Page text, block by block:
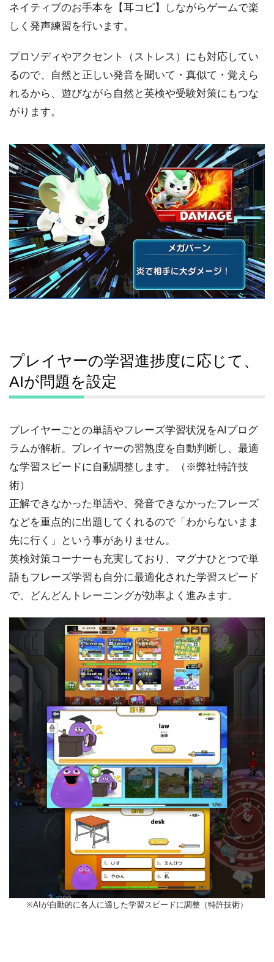
ネイティブのお手本を【耳コピ】しながらゲームで楽
しく発声練習を行います。
プロソディやアクセント（ストレス）にも対応してい
るので、自然と正しい発音を聞いて・真似て・覚えら
れるから、遊びながら自然と英検や受験対策にもつな
がります。
プレイヤーの学習進捗度に応じて、
AIが問題を設定
プレイヤーごとの単語やフレーズ学習状況をAIプログ
ラムが解析。プレイヤーの習熟度を自動判断し、最適
な学習スピードに自動調整します。（※弊社特許技
術）
正解できなかった単語や、発音できなかったフレーズ
などを重点的に出題してくれるので「わからないまま
先に行く」という事がありません。
英検対策コーナーも充実しており、マグナひとつで単
語もフレーズ学習も自分に最適化された学習スピード
で、どんどんトレーニングが効率よく進みます。
※AIが自動的に各人に適した学習スピードに調整（特許技術）